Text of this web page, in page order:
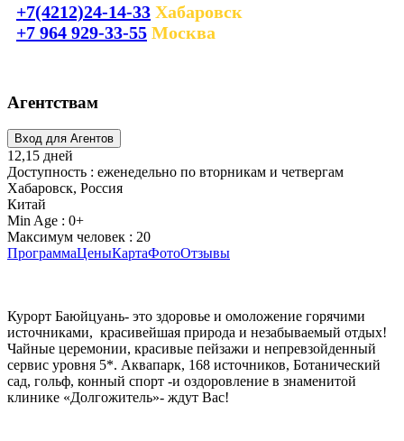
+7(4212)24-14-33 Хабаровск
+7 964 929-33-55 Москва
Агентствам
12,15 дней
Доступность : еженедельно по вторникам и четвергам
Хабаровск, Россия
Китай
Min Age : 0+
Максимум человек : 20
ПрограммаЦеныКартаФотоОтзывы
Курорт Баюйцуань- это здоровье и омоложение горячими
источниками, красивейшая природа и незабываемый отдых!
Чайные церемонии, красивые пейзажи и непревзойденный
сервис уровня 5*. Аквапарк, 168 источников, Ботанический
сад, гольф, конный спорт -и оздоровление в знаменитой
клинике «Долгожитель»- ждут Вас!